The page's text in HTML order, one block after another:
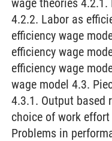
wage theories
4.2.2. Labor as
efficiency wage
efficiency wage
efficiency wage
wage model 4.3.
4.3.1. Output based
choice of work
Problems in